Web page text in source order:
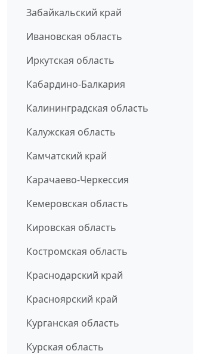
Забайкальский край
Ивановская область
Иркутская область
Кабардино-Балкария
Калининградская область
Калужская область
Камчатский край
Карачаево-Черкессия
Кемеровская область
Кировская область
Костромская область
Краснодарский край
Красноярский край
Курганская область
Курская область